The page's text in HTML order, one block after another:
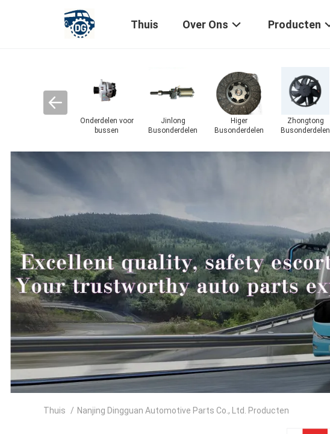
Thuis Over Ons Producten
Busverlichtingsaccessoiresbusmotoronderdelen
Onderdelen voor
bustransmissie
Onderdelen voor
bus-
Onderdelen voor
vrachtwagens
Thuis / Nanjing Dingguan Automotive Parts Co., Ltd. Producten